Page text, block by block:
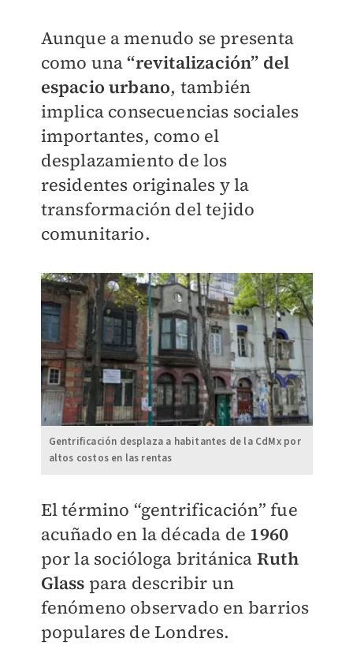
Aunque a menudo se presenta
como una“revitalización” del
espacio urbano, también
implica consecuencias sociales
importantes, como el
desplazamiento de los
residentes originales y la
transformación del tejido
comunitario.
Gentrificación desplaza a habitantes de la CdMx por
altos costos en las rentas
El término “gentrificación” fue
acuñado en la década de 1960
por la socióloga británica Ruth
Glass para describir un
fenómeno observado en barrios
populares de Londres.